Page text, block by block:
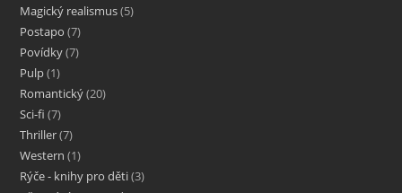
Magický realismus 5
Postapo 7
Povídky 7
Pulp 1
Romantický 20
Sci-fi 7
Thriller 7
Western 1
Rýče - knihy pro děti 3